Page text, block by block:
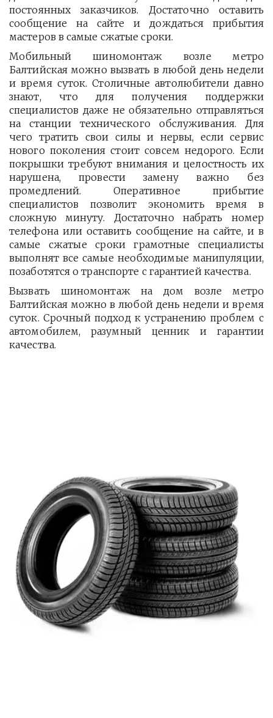
постоянных заказчиков. Достаточно оставить
сообщение на сайте и дождаться прибытия
мастеров в самые сжатые сроки.
Мобильный шиномонтаж возле метро
Балтийская можно вызвать в любой день недели
и время суток. Столичные автолюбители давно
знают, что для получения поддержки
специалистов даже не обязательно отправляться
на станции технического обслуживания. Для
чего тратить свои силы и нервы, если сервис
нового поколения стоит совсем недорого. Если
покрышки требуют внимания и целостность их
нарушена, провести замену важно без
промедлений. Оперативное прибытие
специалистов позволит экономить время в
сложную минуту. Достаточно набрать номер
телефона или оставить сообщение на сайте, и в
самые сжатые сроки грамотные специалисты
выполнят все самые необходимые манипуляции,
позаботятся о транспорте с гарантией качества.
Вызвать шиномонтаж на дом возле метро
Балтийская можно в любой день недели и время
суток. Срочный подход к устранению проблем с
автомобилем, разумный ценник и гарантии
качества.